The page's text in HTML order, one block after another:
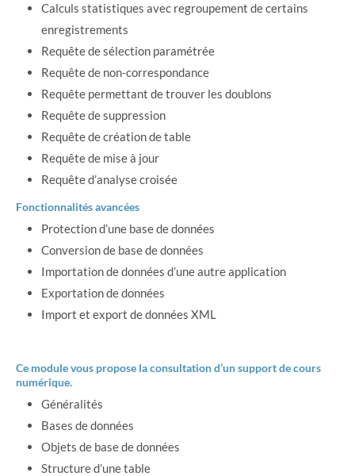
Calculs statistiques avec regroupement de certains
enregistrements
Requête de sélection paramétrée
Requête de non-correspondance
Requête permettant de trouver les doublons
Requête de suppression
Requête de création de table
Requête de mise à jour
Requête d’analyse croisée
Fonctionnalités avancées
Protection d’une base de données
Conversion de base de données
Importation de données d’une autre application
Exportation de données
Import et export de données XML
Ce module vous propose la consultation d’un support de cours
numérique.
Généralités
Bases de données
Objets de base de données
Structure d’une table